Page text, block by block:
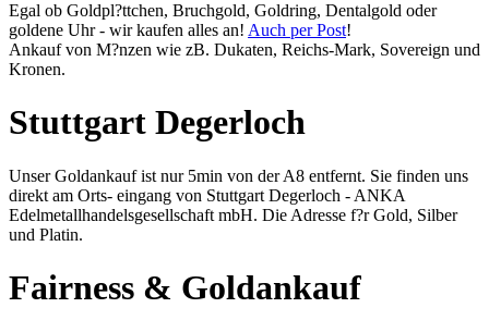
Egal ob Goldpl?ttchen, Bruchgold, Goldring, Dentalgold oder
goldene Uhr - wir kaufen alles an! Auch per Post!
Ankauf von M?nzen wie zB. Dukaten, Reichs-Mark, Sovereign und
Kronen.
Stuttgart Degerloch
Unser Goldankauf ist nur 5min von der A8 entfernt. Sie finden uns
direkt am Orts- eingang von Stuttgart Degerloch - ANKA
Edelmetallhandelsgesellschaft mbH. Die Adresse f?r Gold, Silber
und Platin.
Fairness & Goldankauf